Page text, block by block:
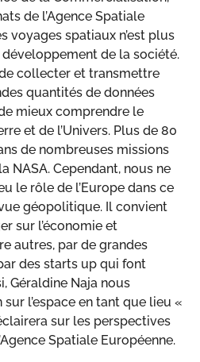
de l’Agence Spatiale
voyages spatiaux n’est plus
de la société.
collecter et transmettre
quantités de données
mieux comprendre le
et de l’Univers. Plus de 80
de nombreuses missions
NASA. Cependant, nous ne
le rôle de l’Europe dans ce
géopolitique. Il convient
sur l’économie et
autres, par de grandes
des starts up qui font
Géraldine Naja nous
l’espace en tant que lieu «
sur les perspectives
Spatiale Européenne.